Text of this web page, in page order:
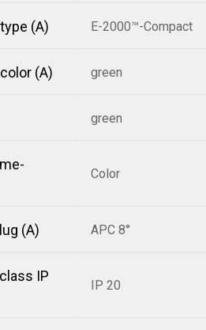
(A) E-2000™-Compact
(A) green
green
Color
(A) APC 8°
IP
IP 20